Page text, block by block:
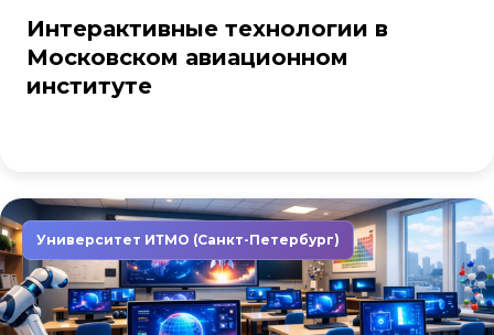
Интерактивные технологии в
Московском авиационном
институте
Университет ИТМО (Санкт-Петербург)